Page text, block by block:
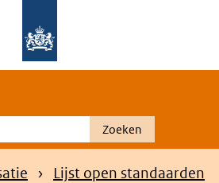
Zoeken
Lijst open standaarden